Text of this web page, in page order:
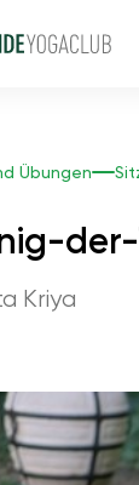
Übungen
Kriya